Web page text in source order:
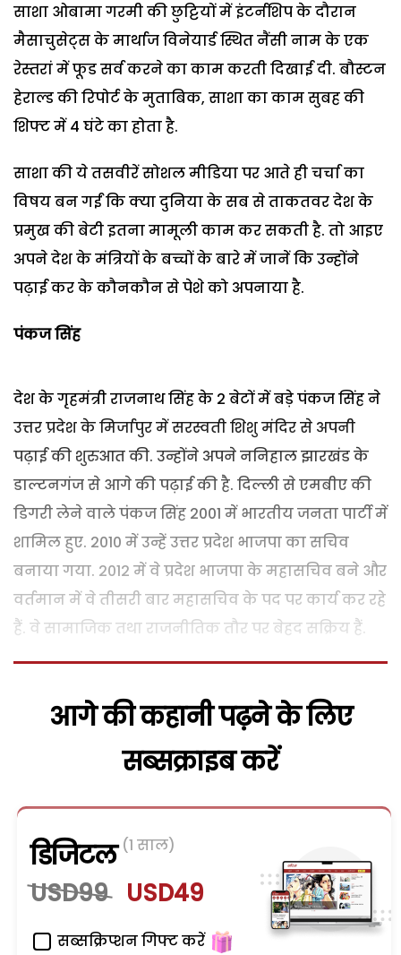
साशा ओबामा गरमी की छुट्टियों में इंटर्नशिप के दौरान
मैसाचुसेट्स के मार्थाज विनेयार्ड स्थित नैंसी नाम के एक
रेस्तरां में फूड सर्व करने का काम करती दिखाई दी. बौस्टन
हेराल्ड की रिपोर्ट के मुताबिक, साशा का काम सुबह की
शिफ्ट में 4 घंटे का होता है.
साशा की ये तसवीरें सोशल मीडिया पर आते ही चर्चा का
विषय बन गईं कि क्या दुनिया के सब से ताकतवर देश के
प्रमुख की बेटी इतना मामूली काम कर सकती है. तो आइए
अपने देश के मंत्रियों के बच्चों के बारे में जानें कि उन्होंने
पढ़ाई कर के कौनकौन से पेशे को अपनाया है.
पंकज सिंह
देश के गृहमंत्री राजनाथ सिंह के 2 बेटों में बड़े पंकज सिंह ने
उत्तर प्रदेश के मिर्जापुर में सरस्वती शिशु मंदिर से अपनी
पढ़ाई की शुरुआत की. उन्होंने अपने ननिहाल झारखंड के
डाल्टनगंज से आगे की पढ़ाई की है. दिल्ली से एमबीए की
डिगरी लेने वाले पंकज सिंह 2001 में भारतीय जनता पार्टी में
शामिल हुए. 2010 में उन्हें उत्तर प्रदेश भाजपा का सचिव
बनाया गया. 2012 में वे प्रदेश भाजपा के महासचिव बने और
वर्तमान में वे तीसरी बार महासचिव के पद पर कार्य कर रहे
हैं. वे सामाजिक तथा राजनीतिक तौर पर बेहद सक्रिय हैं.
आगे की कहानी पढ़ने के लिए
सब्सक्राइब करें
डिजिटल (1 साल)
USD99 USD49
सब्सक्रिप्शन गिफ्ट करें